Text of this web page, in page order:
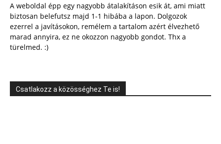
A weboldal épp egy nagyobb átalakításon esik át, ami miatt
biztosan belefutsz majd 1-1 hibába a lapon. Dolgozok
ezerrel a javításokon, remélem a tartalom azért élvezhető
marad annyira, ez ne okozzon nagyobb gondot. Thx a
türelmed. :)
Csatlakozz a közösséghez Te is!